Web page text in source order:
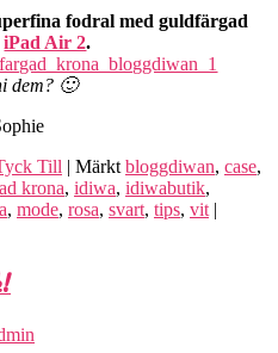
fodral med guldfärgad
iPad Air 2.
dem? 🙂
Till | Märkt bloggdiwan, case,
krona, idiwa, idiwabutik,
, mode, rosa, svart, tips, vit |